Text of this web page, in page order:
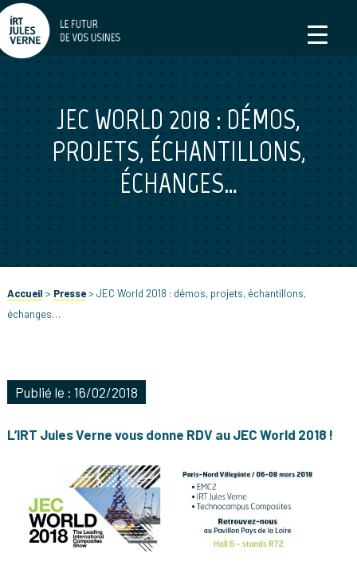
JEC WORLD 2018 : DÉMOS,
PROJETS, ÉCHANTILLONS,
ÉCHANGES…
Accueil > Presse> JEC World 2018 : démos, projets, échantillons,
échanges…
Publié le : 16/02/2018
L’IRT Jules Verne vous donne RDV au JEC World 2018 !